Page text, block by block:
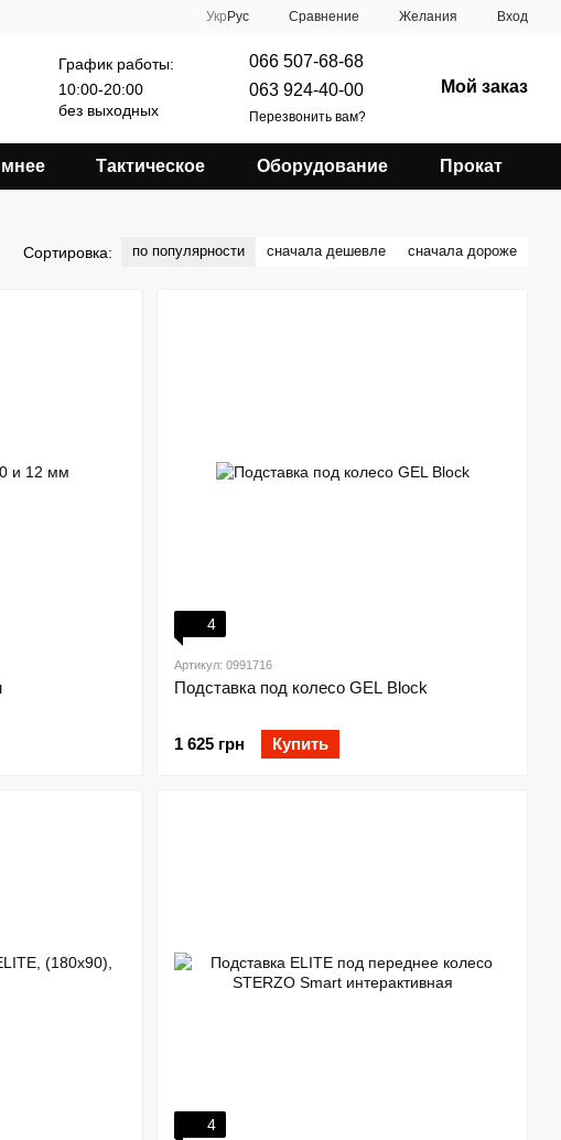
Укр Рус Сравнение Желания Вход
График работы:
10:00-20:00
без выходных
066 507-68-68
063 924-40-00
Перезвонить вам?
Мой заказ
Тактическое Оборудование Прокат
Сортировка: по популярности сначала дешевле сначала дороже
4
Артикул: 0991716
Подставка под колесо GEL Block
1 625 грн Купить
4